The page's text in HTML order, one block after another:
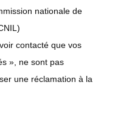
nationale de
contacté que vos
», ne sont pas
une réclamation à la